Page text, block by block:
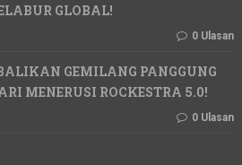
GLOBAL!
0 Ulasan
GEMILANG PANGGUNG
MENERUSI ROCKESTRA 5.0!
0 Ulasan